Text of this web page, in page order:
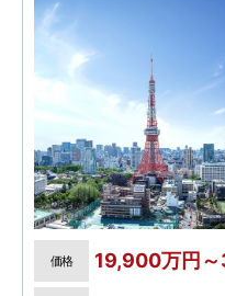
価格 19,900万円